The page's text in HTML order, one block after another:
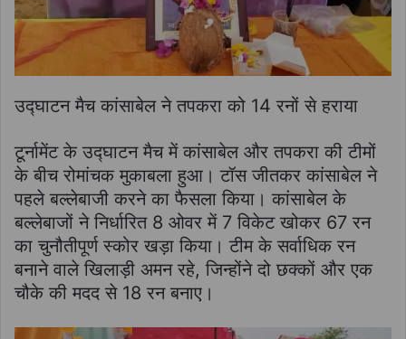
उद्घाटन मैच कांसाबेल ने तपकरा को 14 रनों से हराया
टूर्नामेंट के उद्घाटन मैच में कांसाबेल और तपकरा की टीमों
के बीच रोमांचक मुकाबला हुआ। टॉस जीतकर कांसाबेल ने
पहले बल्लेबाजी करने का फैसला किया। कांसाबेल के
बल्लेबाजों ने निर्धारित 8 ओवर में 7 विकेट खोकर 67 रन
का चुनौतीपूर्ण स्कोर खड़ा किया। टीम के सर्वाधिक रन
बनाने वाले खिलाड़ी अमन रहे, जिन्होंने दो छक्कों और एक
चौके की मदद से 18 रन बनाए।